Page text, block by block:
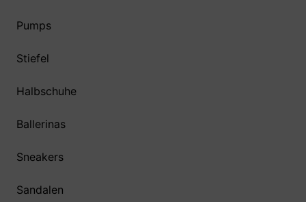
Pumps
Stiefel
Halbschuhe
Ballerinas
Sneakers
Sandalen